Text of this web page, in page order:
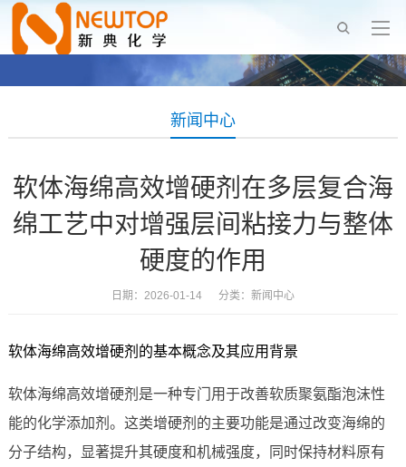
新闻中心
软体海绵高效增硬剂在多层复合海
绵工艺中对增强层间粘接力与整体
硬度的作用
日期：2026-01-14 分类： 新闻中心
软体海绵高效增硬剂的基本概念及其应用背景
软体海绵高效增硬剂是一种专门用于改善软质聚氨酯泡沫性
能的化学添加剂。这类增硬剂的主要功能是通过改变海绵的
分子结构，显著提升其硬度和机械强度，同时保持材料原有